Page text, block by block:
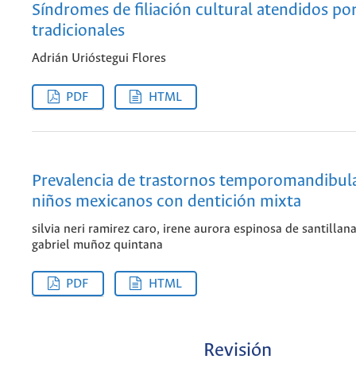
Síndromes de filiación cultural atendidos
tradicionales
Adrián Urióstegui Flores
PDF HTML
Prevalencia de trastornos
niños mexicanos con dentición mixta
silvia neri ramirez caro, irene aurora espinosa de
gabriel muñoz quintana
PDF HTML
Revisión